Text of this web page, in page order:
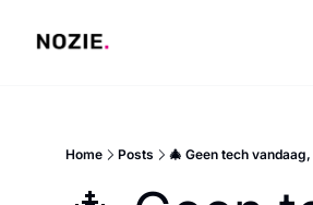
Home Posts 🎄 Geen tech